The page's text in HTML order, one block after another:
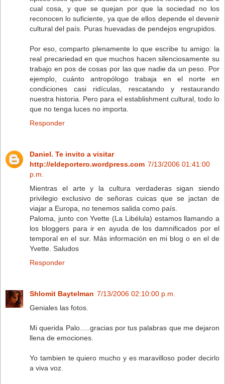
cual cosa, y que se quejan por que la sociedad no los
reconocen lo suficiente, ya que de ellos depende el devenir
cultural del país. Puras huevadas de pendejos engrupidos.
Por eso, comparto plenamente lo que escribe tu amigo: la
real precariedad en que muchos hacen silenciosamente su
trabajo en pos de cosas por las que nadie da un peso. Por
ejemplo, cuánto antropólogo trabaja en el norte en
condiciones casi ridículas, rescatando y restaurando
nuestra historia. Pero para el establishment cultural, todo lo
que no tenga luces no importa.
Responder
Daniel. Te invito a visitar
http://eldeportero.wordpress.com 7/13/2006 01:41:00
p.m.
Mientras el arte y la cultura verdaderas sigan siendo
privilegio exclusivo de señoras cuicas que se jactan de
viajar a Europa, no tenemos salida como país.
Paloma, junto con Yvette (La Libélula) estamos llamando a
los bloggers para ir en ayuda de los damnificados por el
temporal en el sur. Más información en mi blog o en el de
Yvette. Saludos
Responder
Shlomit Baytelman 7/13/2006 02:10:00 p.m.
Geniales las fotos.
Mi querida Palo.....gracias por tus palabras que me dejaron
llena de emociones.
Yo tambien te quiero mucho y es maravilloso poder decirlo
a viva voz.